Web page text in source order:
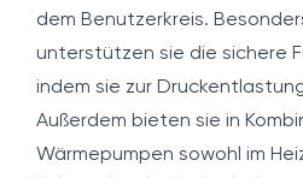
dem Benutzerkreis.
unterstützen sie die sichere
indem sie zur
Außerdem bieten sie in
Wärmepumpen sowohl im